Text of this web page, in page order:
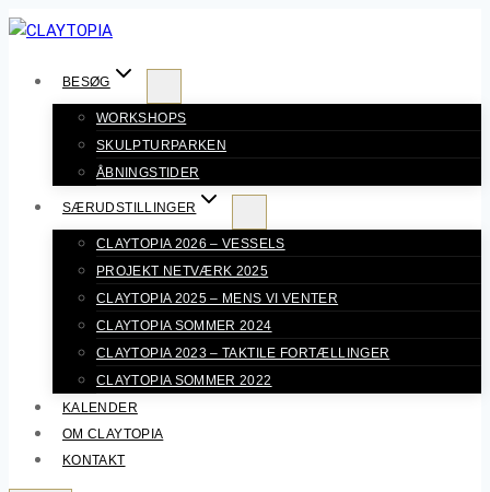
Fortsæt
BESØG
WORKSHOPS
SKULPTURPARKEN
ÅBNINGSTIDER
SÆRUDSTILLINGER
CLAYTOPIA 2026 – VESSELS
PROJEKT NETVÆRK 2025
CLAYTOPIA 2025 – MENS VI VENTER
CLAYTOPIA SOMMER 2024
CLAYTOPIA 2023 – TAKTILE FORTÆLLINGER
CLAYTOPIA SOMMER 2022
KALENDER
OM CLAYTOPIA
KONTAKT